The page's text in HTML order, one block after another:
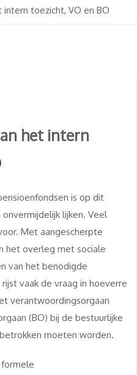
toezicht, VO en BO
het intern
is op dit
lijken. Veel
Met aangescherpte
het overleg met sociale
van het benodigde
vaak de vraag in hoeverre
verantwoordingsorgaan
(BO) bij de bestuurlijke
moeten worden.